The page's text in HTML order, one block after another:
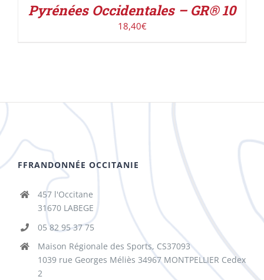
Pyrénées Occidentales – GR® 10
18,40€
FFRANDONNÉE OCCITANIE
457 l'Occitane
31670 LABEGE
05 82 95 37 75
Maison Régionale des Sports, CS37093
1039 rue Georges Méliès 34967 MONTPELLIER Cedex
2